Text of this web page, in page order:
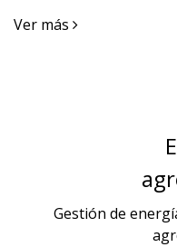
Ver más
Gestión de